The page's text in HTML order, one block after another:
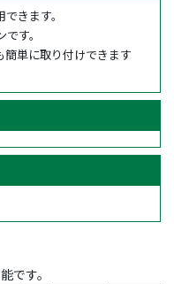
きます。
す。
単に取り付けできます
です。